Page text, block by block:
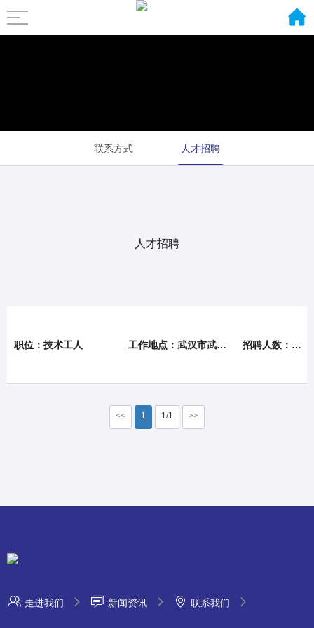
联系方式 人才招聘
人才招聘
职位：技术工人 工作地点：武汉市武昌经济开发区 招聘人数：5人
<< 1 1/1 >>
走进我们 新闻资讯 联系我们